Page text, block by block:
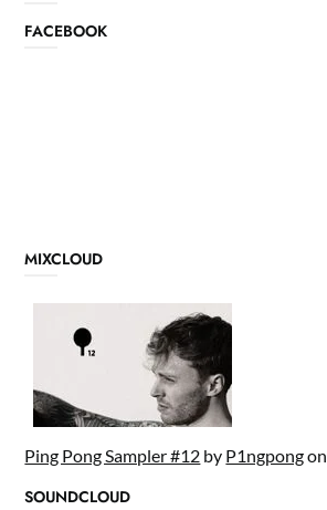
FACEBOOK
MIXCLOUD
Ping Pong Sampler #12 by P1ngpongon
SOUNDCLOUD